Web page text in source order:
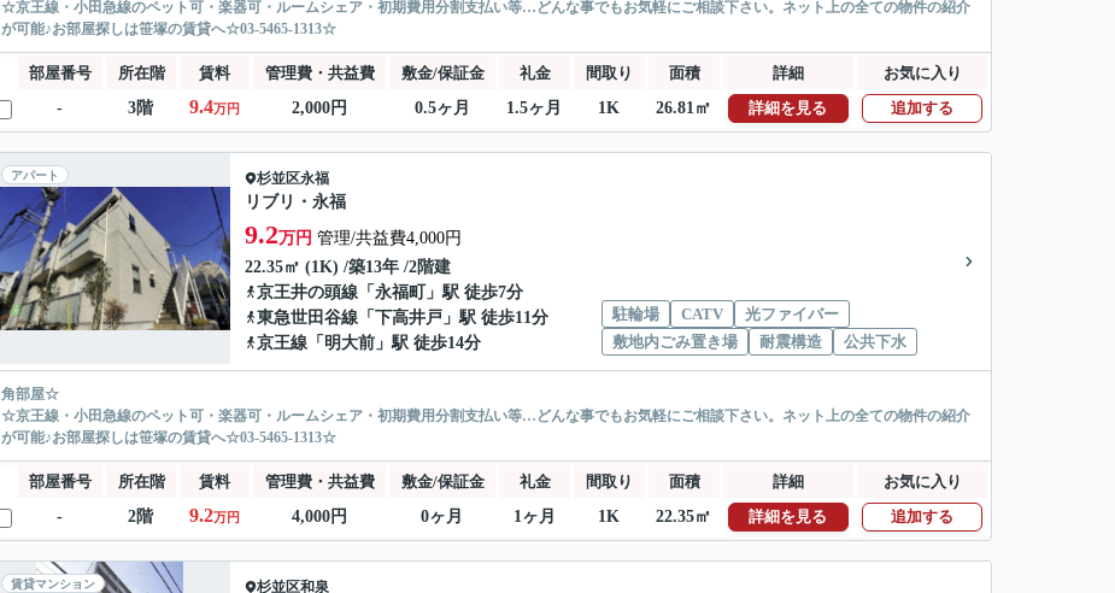
☆京王線・小田急線のペット可・楽器可・ルームシェア・初期費用分割支払い等…どんな事でもお気軽にご相談下さい。ネット上の全ての物件の紹介
が可能♪お部屋探しは笹塚の賃貸へ☆03-5465-1313☆
部屋番号 所在階 賃料 管理費・共益費 敷金/保証金 礼金 間取り 面積 詳細
お気に入り
-
3階 9.4万円 2,000円 0.5ヶ月 1.5ヶ月 1K 26.81㎡ 詳細を見る 追加する
アパート 杉並区永福
リブリ・永福
9.2万円 管理/共益費4,000円
22.35㎡ (1K) /築13年 /2階建
京王井の頭線 「 永福町
」駅 徒歩7分
東急世田谷線 「 下高井戸 」駅 徒歩11分
京王線 「 明大前 」駅 徒歩14分
駐輪場 CATV
光ファイバー
敷地内ごみ置き場
耐震構造 公共下水
角部屋☆
☆京王線・小田急線のペット可・楽器可・ルームシェア・初期費用分割支払い等…どんな事でもお気軽にご相談下さい。ネット上の全ての物件の紹介
が可能♪お部屋探しは笹塚の賃貸へ☆03-5465-1313☆
部屋番号 所在階 賃料 管理費・共益費 敷金/保証金 礼金 間取り 面積 詳細
お気に入り
-
2階 9.2万円 4,000円 0ヶ月 1ヶ月 1K 22.35㎡ 詳細を見る 追加する
賃貸マンション 杉並区和泉